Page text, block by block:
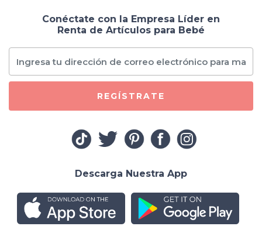
Conéctate con la Empresa Líder en
Renta de Artículos para Bebé
REGÍSTRATE
Descarga Nuestra App